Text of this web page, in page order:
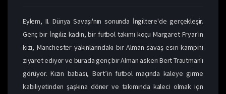
Eylem, II. Dünya Savaşı'nın sonunda İngiltere'de gerçekleşir.
Genç bir İngiliz kadın, bir futbol takımı koçu Margaret Fryar'ın
kızı, Manchester yakınlarındaki bir Alman savaş esiri kampını
ziyaret ediyor ve burada genç bir Alman askeri Bert Trautman'ı
görüyor. Kızın babası, Bert’in futbol maçında kaleye girme
kabiliyetinden şaşkına döner ve takımında kaleci olmak için